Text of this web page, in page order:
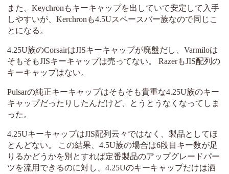
また、Keychronもキーキャップを出していて安定して入手
しやすいが、Kerchronも4.5Uスペースバー族なので同じこ
とになる。
4.25U族のCorsairはJISキーキャップが廃盤だし、Varmiloは
そもそもJISキーキャップは売ってない。 RazerもJIS配列の
キーキャップはない。
Pulsarの純正キーキャップはそもそも貴重な4.25U族のキー
キャップだったりしたんだけど、とうとうなくなってしま
った。
4.25UキーキャップはJIS配列云々ではなく、製品としてほ
とんどない。 この結果、4.5U族の場合は6段目キー数が足
りるかどうかを別とすれば定番製品のアップグレードパー
ツを流用できるのに対し、4.25Uのキーキャップだけは洒